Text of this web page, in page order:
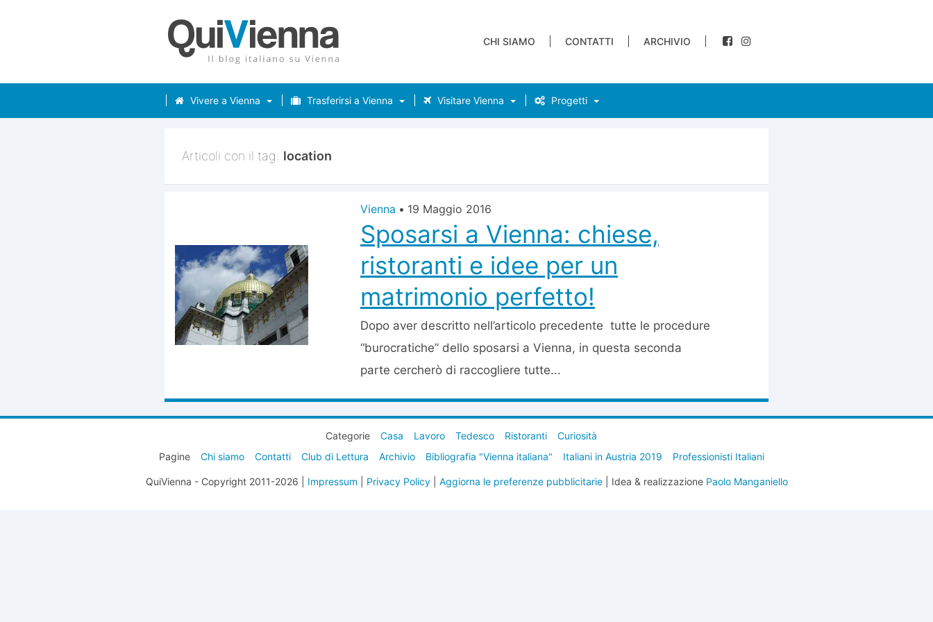
CHI SIAMO CONTATTI ARCHIVIO
Vivere a Vienna Trasferirsi a Vienna Visitare Vienna Progetti
Articoli con il tag: location
Vienna • 19 Maggio 2016
Sposarsi a Vienna: chiese,
ristoranti e idee per un
matrimonio perfetto!
Dopo aver descritto nell’articolo precedente tutte le procedure
“burocratiche” dello sposarsi a Vienna, in questa seconda
parte cercherò di raccogliere tutte...
Categorie Casa Lavoro Tedesco Ristoranti
Curiosità
Pagine
Chi siamo Contatti Club di Lettura Archivio Bibliografia "Vienna italiana" Italiani in Austria 2019 Professionisti Italiani
QuiVienna - Copyright 2011-2026 | Impressum Privacy Policy| Aggiorna le preferenze pubblicitarie| Idea & realizzazione Paolo Manganiello